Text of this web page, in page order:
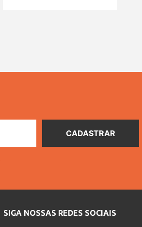
SIGA NOSSAS REDES SOCIAIS